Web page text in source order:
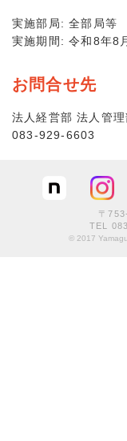
実施部局: 全部局等
実施期間: 令和8年8
お問合せ先
法人経営部 法人管理
083-929-6603
〒
TEL
© 2017